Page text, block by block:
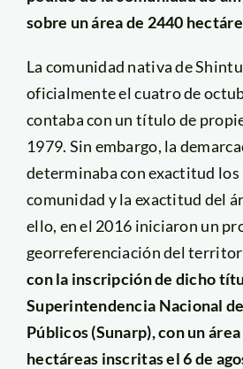
sobre un área de 2440
La comunidad nativa de
oficialmente el cuatro de
contaba con un título de
1979. Sin embargo, la
determinaba con exactitud los
comunidad y la exactitud del
ello, en el 2016 iniciaron un
georreferenciación del
con la inscripción de dicho
Superintendencia Nacional
Públicos (Sunarp), con un
hectáreas inscritas el 6 de